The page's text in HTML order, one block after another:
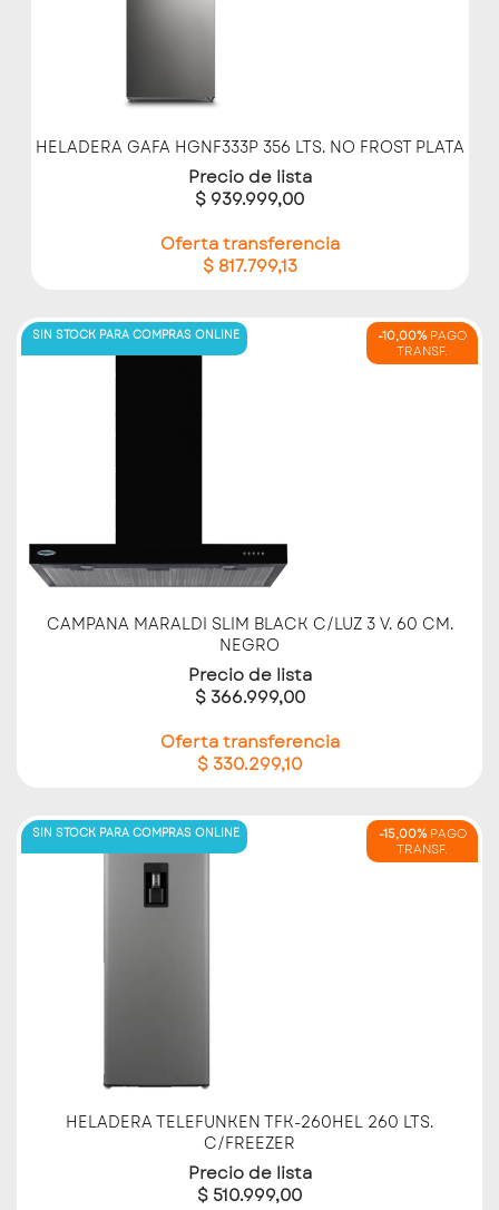
HELADERA GAFA HGNF333P 356 LTS. NO FROST PLATA
Precio de lista
$ 939.999,00
Oferta transferencia
$ 817.799,13
-10,00% PAGO
TRANSF.
CAMPANA MARALDI SLIM BLACK C/LUZ 3 V. 60 CM.
NEGRO
Precio de lista
$ 366.999,00
Oferta transferencia
$ 330.299,10
SIN STOCK PARA COMPRAS ONLINE
-15,00%PAGO
TRANSF.
HELADERA TELEFUNKEN TFK-260HEL 260 LTS.
C/FREEZER
Precio de lista
$ 510.999,00
SIN STOCK PARA COMPRAS ONLINE